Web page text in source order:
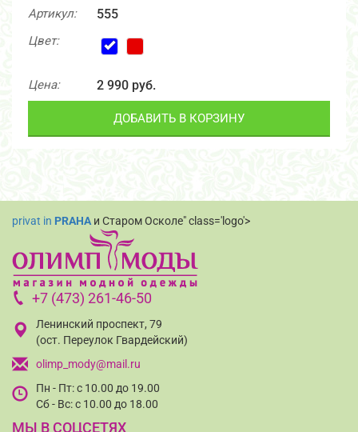
Артикул: 555
Цвет:
Цена: 2 990 руб.
ДОБАВИТЬ В КОРЗИНУ
privat in PRAHA и Старом Осколе" class='logo'>
+7 (473) 261-46-50
Ленинский проспект, 79
(ост. Переулок Гвардейский)
olimp_mody@mail.ru
Пн - Пт: с 10.00 до 19.00
Сб - Вс: с 10.00 до 18.00
МЫ В СОЦСЕТЯХ